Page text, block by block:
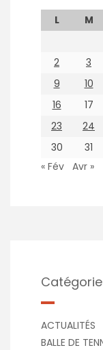
L M
2
3
9
10
16
17
23
24
30
31
« Fév Avr »
ACTUALITÉS
BALLE DE